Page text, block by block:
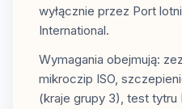
wyłącznie przez Port
International.
Wymagania obejmują:
mikroczip ISO,
(kraje grupy 3), test tytru